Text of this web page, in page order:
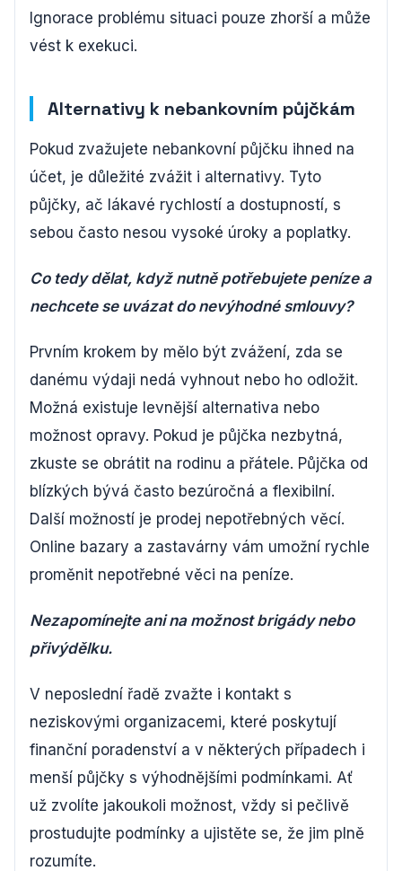
Ignorace problému situaci pouze zhorší a může
vést k exekuci.
Alternativy k nebankovním půjčkám
Pokud zvažujete nebankovní půjčku ihned na
účet, je důležité zvážit i alternativy. Tyto
půjčky, ač lákavé rychlostí a dostupností, s
sebou často nesou vysoké úroky a poplatky.
Co tedy dělat, když nutně potřebujete peníze a
nechcete se uvázat do nevýhodné smlouvy?
Prvním krokem by mělo být zvážení, zda se
danému výdaji nedá vyhnout nebo ho odložit.
Možná existuje levnější alternativa nebo
možnost opravy. Pokud je půjčka nezbytná,
zkuste se obrátit na rodinu a přátele. Půjčka od
blízkých bývá často bezúročná a flexibilní.
Další možností je prodej nepotřebných věcí.
Online bazary a zastavárny vám umožní rychle
proměnit nepotřebné věci na peníze.
Nezapomínejte ani na možnost brigády nebo
přivýdělku.
V neposlední řadě zvažte i kontakt s
neziskovými organizacemi, které poskytují
finanční poradenství a v některých případech i
menší půjčky s výhodnějšími podmínkami. Ať
už zvolíte jakoukoli možnost, vždy si pečlivě
prostudujte podmínky a ujistěte se, že jim plně
rozumíte.